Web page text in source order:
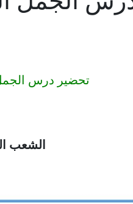
تحضير درس الجمل التى لها محل
الشعب